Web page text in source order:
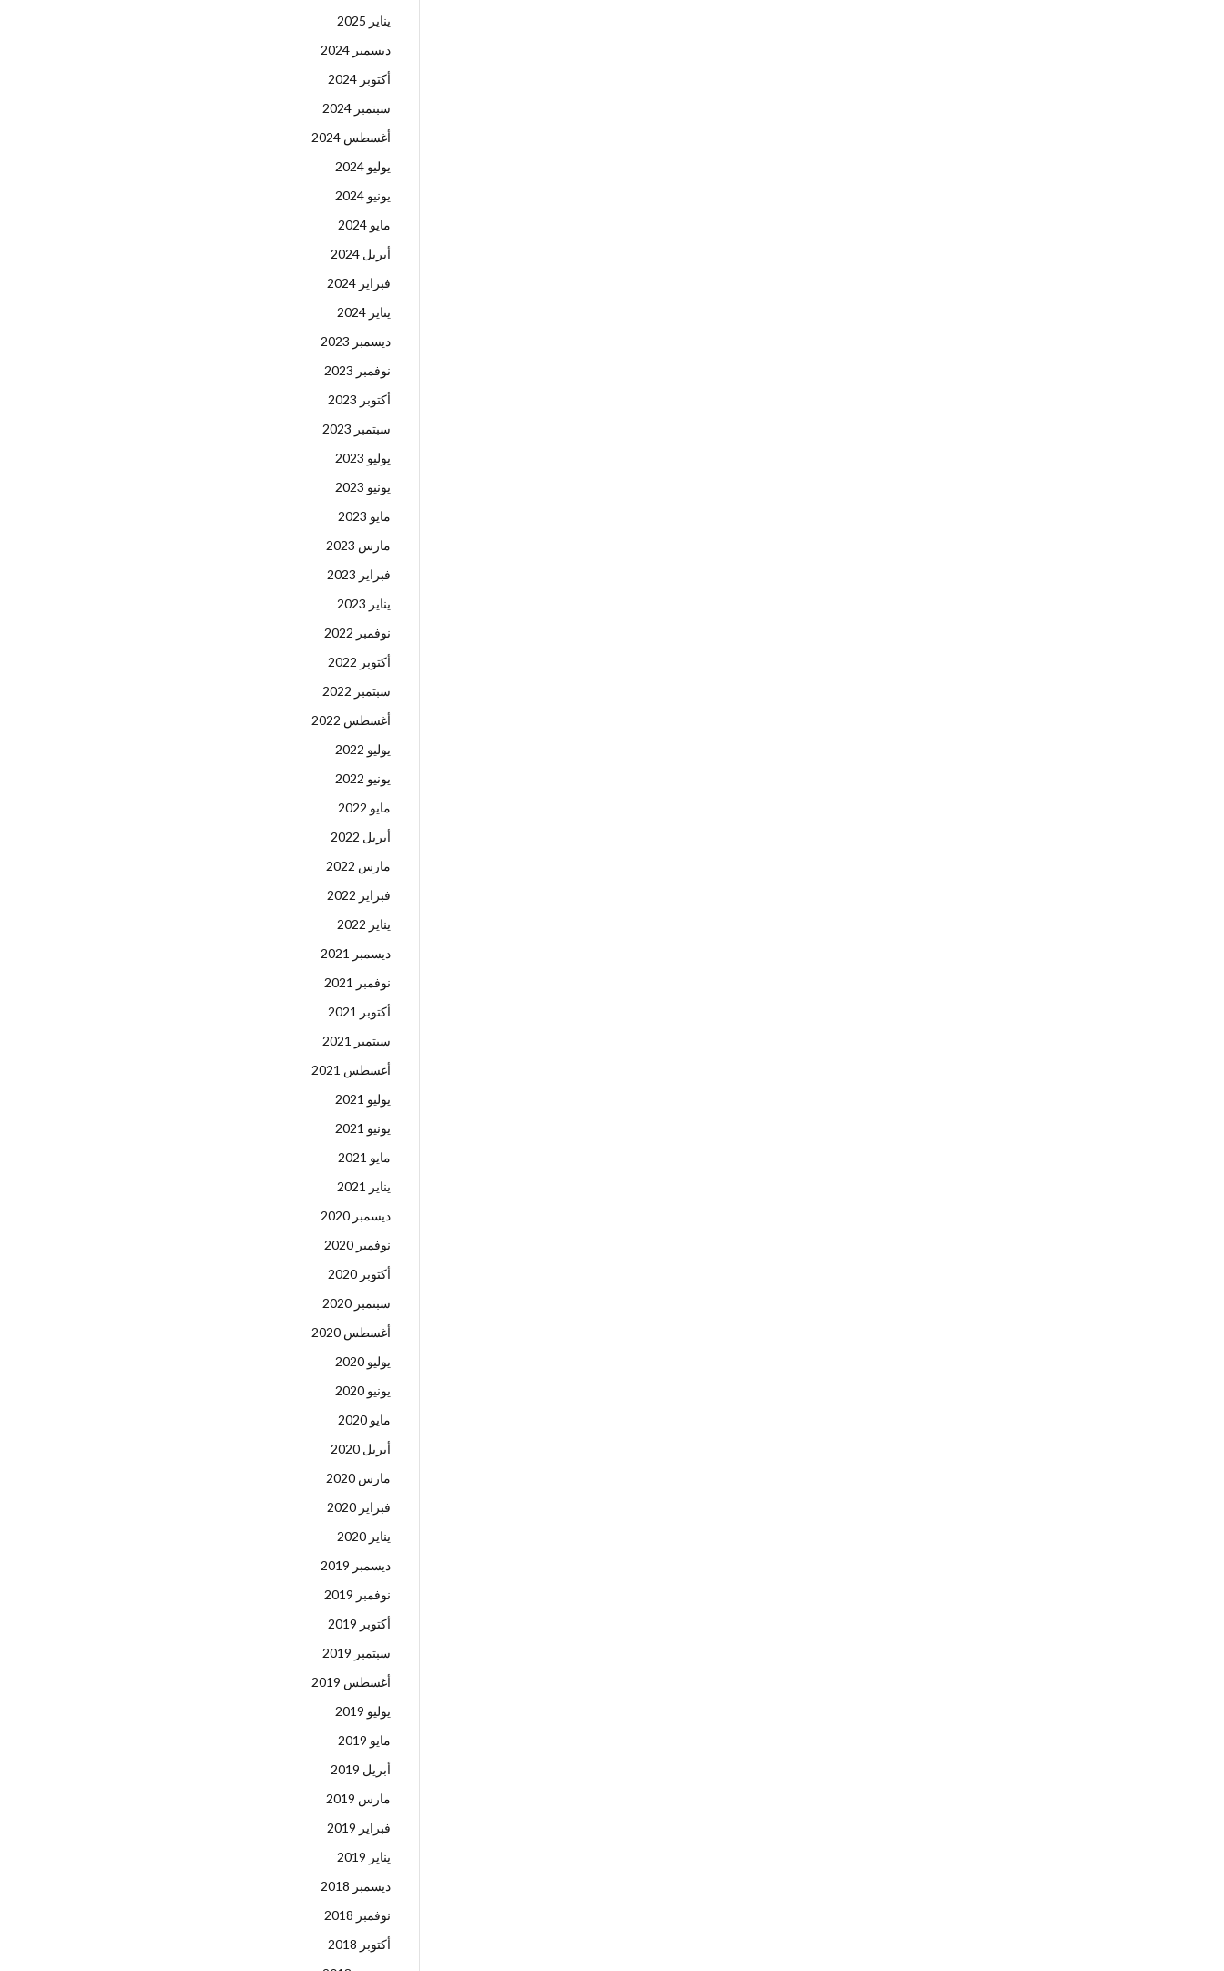
يناير 2025
ديسمبر 2024
أكتوبر 2024
سبتمبر 2024
أغسطس 2024
يوليو 2024
يونيو 2024
مايو 2024
أبريل 2024
فبراير 2024
يناير 2024
ديسمبر 2023
نوفمبر 2023
أكتوبر 2023
سبتمبر 2023
يوليو 2023
يونيو 2023
مايو 2023
مارس 2023
فبراير 2023
يناير 2023
نوفمبر 2022
أكتوبر 2022
سبتمبر 2022
أغسطس 2022
يوليو 2022
يونيو 2022
مايو 2022
أبريل 2022
مارس 2022
فبراير 2022
يناير 2022
ديسمبر 2021
نوفمبر 2021
أكتوبر 2021
سبتمبر 2021
أغسطس 2021
يوليو 2021
يونيو 2021
مايو 2021
يناير 2021
ديسمبر 2020
نوفمبر 2020
أكتوبر 2020
سبتمبر 2020
أغسطس 2020
يوليو 2020
يونيو 2020
مايو 2020
أبريل 2020
مارس 2020
فبراير 2020
يناير 2020
ديسمبر 2019
نوفمبر 2019
أكتوبر 2019
سبتمبر 2019
أغسطس 2019
يوليو 2019
مايو 2019
أبريل 2019
مارس 2019
فبراير 2019
يناير 2019
ديسمبر 2018
نوفمبر 2018
أكتوبر 2018